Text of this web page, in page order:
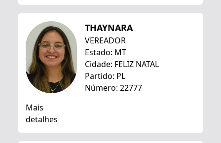
THAYNARA
VEREADOR
Estado: MT
Cidade: FELIZ NATAL
Partido: PL
Número: 22777
Mais
detalhes